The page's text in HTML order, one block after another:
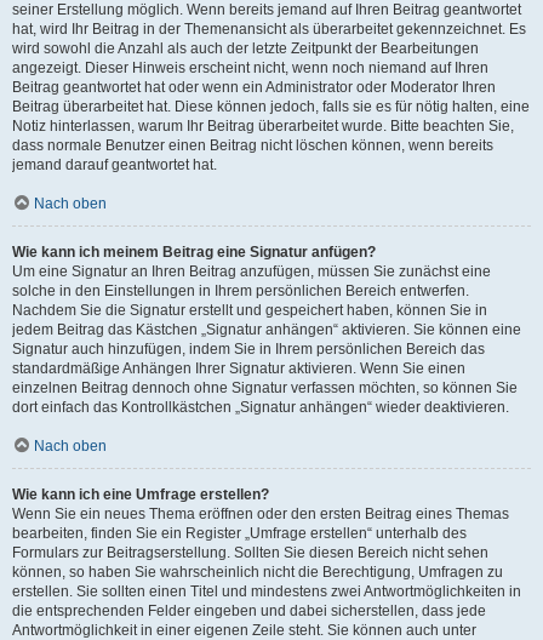
seiner Erstellung möglich. Wenn bereits jemand auf Ihren Beitrag geantwortet
hat, wird Ihr Beitrag in der Themenansicht als überarbeitet gekennzeichnet. Es
wird sowohl die Anzahl als auch der letzte Zeitpunkt der Bearbeitungen
angezeigt. Dieser Hinweis erscheint nicht, wenn noch niemand auf Ihren
Beitrag geantwortet hat oder wenn ein Administrator oder Moderator Ihren
Beitrag überarbeitet hat. Diese können jedoch, falls sie es für nötig halten, eine
Notiz hinterlassen, warum Ihr Beitrag überarbeitet wurde. Bitte beachten Sie,
dass normale Benutzer einen Beitrag nicht löschen können, wenn bereits
jemand darauf geantwortet hat.
Nach oben
Wie kann ich meinem Beitrag eine Signatur anfügen?
Um eine Signatur an Ihren Beitrag anzufügen, müssen Sie zunächst eine
solche in den Einstellungen in Ihrem persönlichen Bereich entwerfen.
Nachdem Sie die Signatur erstellt und gespeichert haben, können Sie in
jedem Beitrag das Kästchen „Signatur anhängen“ aktivieren. Sie können eine
Signatur auch hinzufügen, indem Sie in Ihrem persönlichen Bereich das
standardmäßige Anhängen Ihrer Signatur aktivieren. Wenn Sie einen
einzelnen Beitrag dennoch ohne Signatur verfassen möchten, so können Sie
dort einfach das Kontrollkästchen „Signatur anhängen“ wieder deaktivieren.
Nach oben
Wie kann ich eine Umfrage erstellen?
Wenn Sie ein neues Thema eröffnen oder den ersten Beitrag eines Themas
bearbeiten, finden Sie ein Register „Umfrage erstellen“ unterhalb des
Formulars zur Beitragserstellung. Sollten Sie diesen Bereich nicht sehen
können, so haben Sie wahrscheinlich nicht die Berechtigung, Umfragen zu
erstellen. Sie sollten einen Titel und mindestens zwei Antwortmöglichkeiten in
die entsprechenden Felder eingeben und dabei sicherstellen, dass jede
Antwortmöglichkeit in einer eigenen Zeile steht. Sie können auch unter